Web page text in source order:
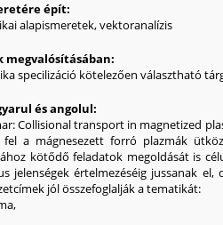
épít:
alapismeretek, vektoranalízis
megvalósításában:
specilizáció kötelezően választható
és angolul:
Collisional transport in magnetized
a mágnesezett forró plazmák
kötődő feladatok megoldását is
jelenségek értelmezéséig jussanak
jól összefoglalják a tematikát: